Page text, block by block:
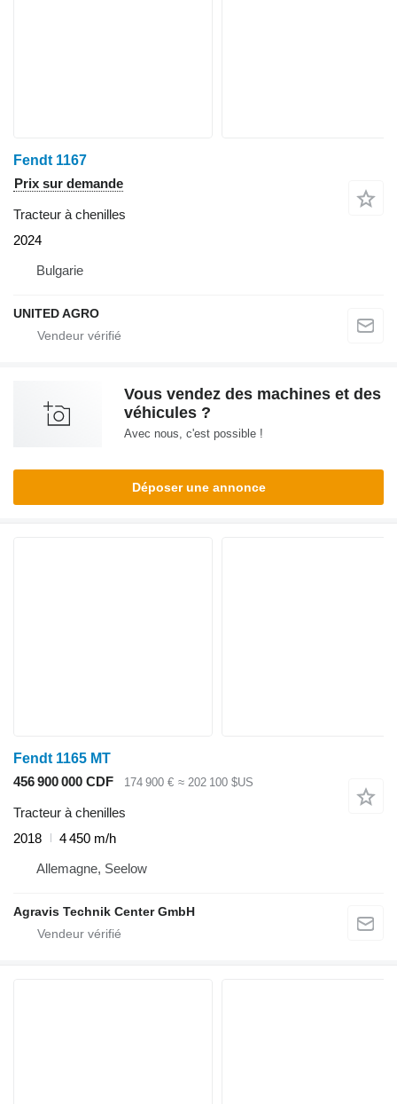
Fendt 1167
Prix sur demande
Tracteur à chenilles
2024
Bulgarie
UNITED AGRO
Vous vendez des machines et des
véhicules ?
Avec nous, c'est possible !
Déposer une annonce
Fendt 1165 MT
456 900 000 CDF
174 900 € ≈ 202 100 $US
Tracteur à chenilles
2018
4 450 m/h
Allemagne, Seelow
Agravis Technik Center GmbH